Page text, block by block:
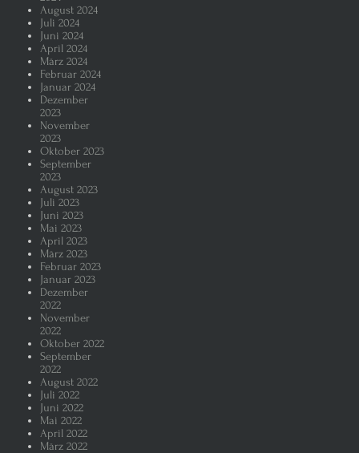
August 2024
Juli 2024
Juni 2024
April 2024
März 2024
Februar 2024
Januar 2024
Dezember
2023
November
2023
Oktober 2023
September
2023
August 2023
Juli 2023
Juni 2023
Mai 2023
April 2023
März 2023
Februar 2023
Januar 2023
Dezember
2022
November
2022
Oktober 2022
September
2022
August 2022
Juli 2022
Juni 2022
Mai 2022
April 2022
März 2022